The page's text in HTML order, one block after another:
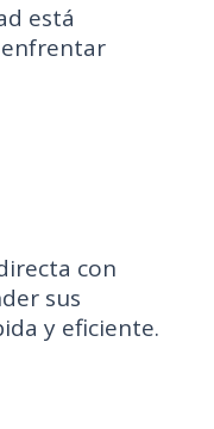
está
con
sus
y eficiente.